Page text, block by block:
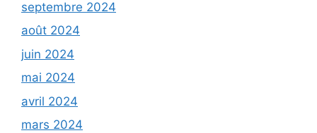
septembre 2024
août 2024
juin 2024
mai 2024
avril 2024
mars 2024